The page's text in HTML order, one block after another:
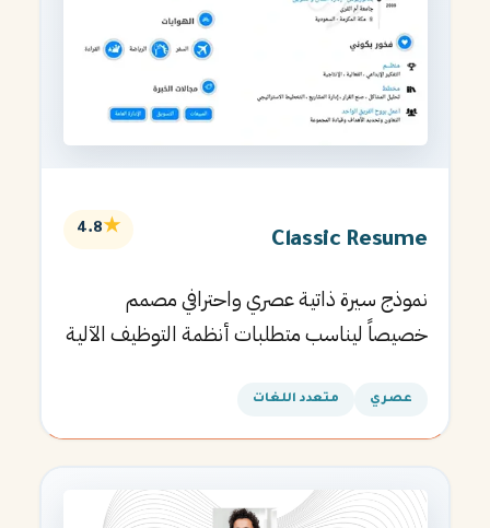
Classic Resume
★
4.8
نموذج سيرة ذاتية عصري واحترافي مصمم
خصيصاً ليناسب متطلبات أنظمة التوظيف الآلية
عصري متعدد اللغات